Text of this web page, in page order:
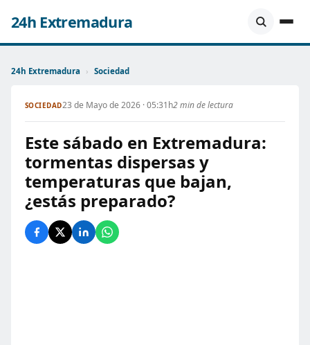
24h Extremadura
24h Extremadura › Sociedad
SOCIEDAD23 de Mayo de 2026 · 05:31h2 min de lectura
Este sábado en Extremadura:
tormentas dispersas y
temperaturas que bajan,
¿estás preparado?